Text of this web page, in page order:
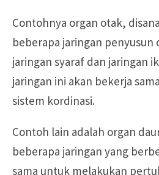
Contohnya organ otak,
beberapa jaringan penyusun
jaringan syaraf dan jaringan
jaringan ini akan bekerja
sistem kordinasi.
Contoh lain adalah organ
beberapa jaringan yang
sama untuk melakukan